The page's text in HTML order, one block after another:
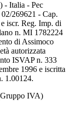
- Italia - Pec
269621 - Cap.
iscr. Reg. Imp. di
n. MI 1782224
di Assimoco
autorizzata
ISVAP n. 333
1996 e iscritta
1.00124.
IVA)